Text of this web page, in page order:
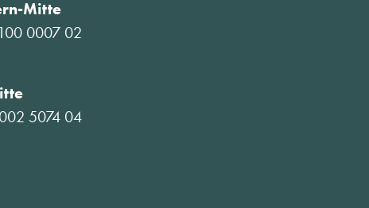
Mitte
0007 02
5074 04